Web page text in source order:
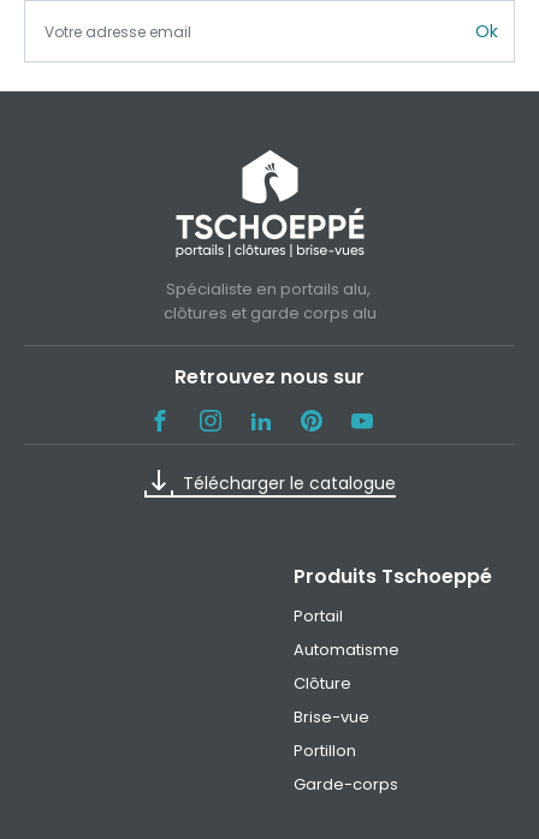
Ok
Spécialiste en portails alu,
clôtures et garde corps alu
Retrouvez nous sur
Télécharger le catalogue
Produits Tschoeppé
Portail
Automatisme
Clôture
Brise-vue
Portillon
Garde-corps